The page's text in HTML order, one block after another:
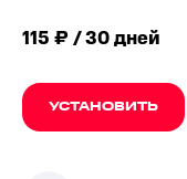
115 ₽ / 30 дней
УСТАНОВИТЬ